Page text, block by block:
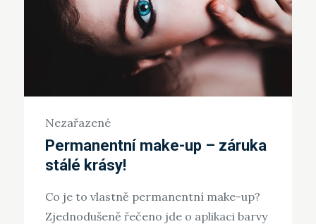
Nezařazené
Permanentní make-up – záruka
stálé krásy!
Co je to vlastně permanentní make-up?
Zjednodušeně řečeno jde o aplikaci barvy